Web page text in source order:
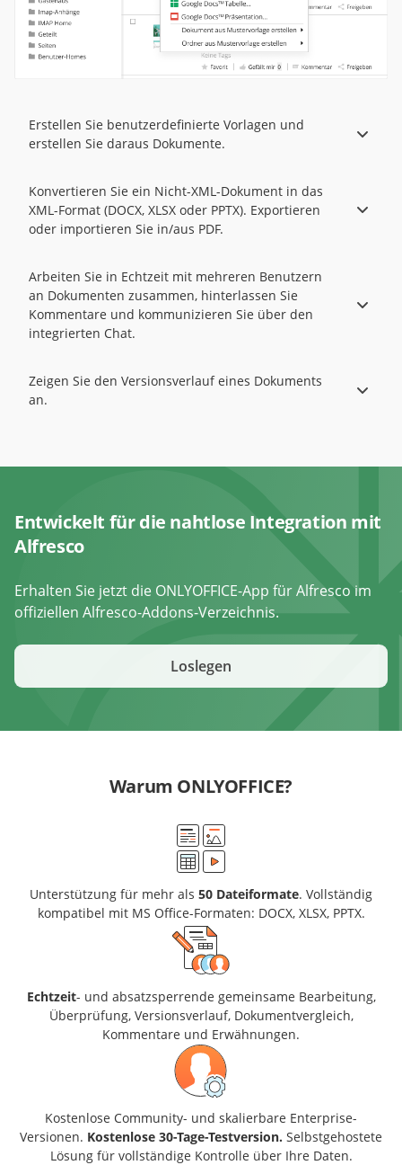
Erstellen Sie benutzerdefinierte Vorlagen und
erstellen Sie daraus Dokumente.
Konvertieren Sie ein Nicht-XML-Dokument in das
XML-Format (DOCX, XLSX oder PPTX). Exportieren
oder importieren Sie in/aus PDF.
Arbeiten Sie in Echtzeit mit mehreren Benutzern
an Dokumenten zusammen, hinterlassen Sie
Kommentare und kommunizieren Sie über den
integrierten Chat.
Zeigen Sie den Versionsverlauf eines Dokuments
an.
Entwickelt für die nahtlose Integration mit
Alfresco
Erhalten Sie jetzt die ONLYOFFICE-App für Alfresco im
offiziellen Alfresco-Addons-Verzeichnis.
Loslegen
Warum ONLYOFFICE?
Unterstützung für mehr als 50 Dateiformate. Vollständig
kompatibel mit MS Office-Formaten: DOCX, XLSX, PPTX.
Echtzeit- und absatzsperrende gemeinsame Bearbeitung,
Überprüfung, Versionsverlauf, Dokumentvergleich,
Kommentare und Erwähnungen.
Kostenlose Community- und skalierbare Enterprise-
Versionen. Kostenlose 30-Tage-Testversion. Selbstgehostete
Lösung für vollständige Kontrolle über Ihre Daten.